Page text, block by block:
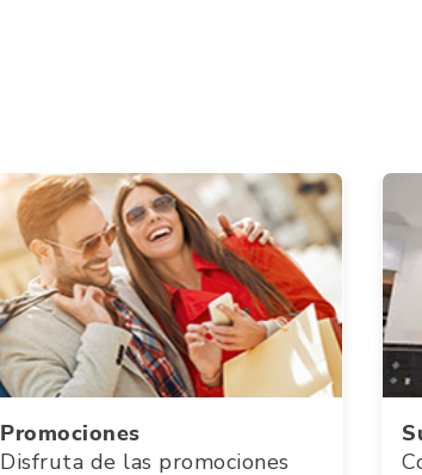
Promociones
Disfruta de las promociones